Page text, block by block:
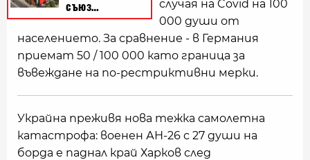
случая на Covid на 100
000 души от
населението. За сравнение - в Германия
приемат 50 / 100 000 като граница за
въвеждане на по-рестриктивни мерки.
Украйна преживя нова тежка самолетна
катастрофа: военен АН-26 с 27 души на
борда е паднал край Харков след